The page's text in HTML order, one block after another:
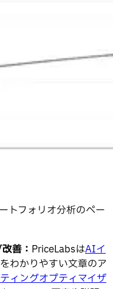
トフォリオ分析のペー
善： PriceLabsはAIイ
わかりやすい文章のア
ィングオプティマイザ